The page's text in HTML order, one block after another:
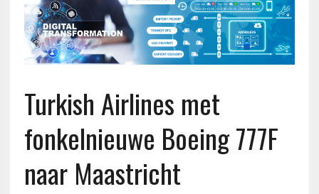
Turkish Airlines met
fonkelnieuwe Boeing 777F
naar Maastricht